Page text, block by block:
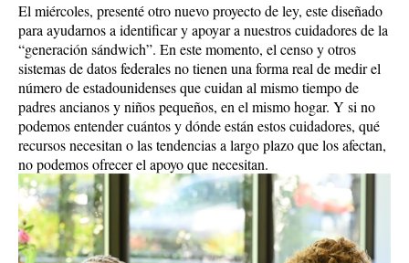
El miércoles, presenté otro nuevo proyecto de ley, este diseñado
para ayudarnos a identificar y apoyar a nuestros cuidadores de la
“generación sándwich”. En este momento, el censo y otros
sistemas de datos federales no tienen una forma real de medir el
número de estadounidenses que cuidan al mismo tiempo de
padres ancianos y niños pequeños, en el mismo hogar. Y si no
podemos entender cuántos y dónde están estos cuidadores, qué
recursos necesitan o las tendencias a largo plazo que los afectan,
no podemos ofrecer el apoyo que necesitan.